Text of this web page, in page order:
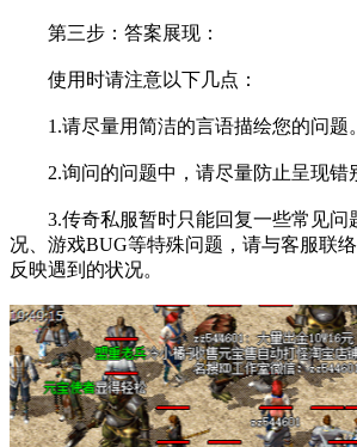
第三步：答案展现：
使用时请注意以下几点：
1.请尽量用简洁的言语描绘您的问题。
2.询问的问题中，请尽量防止呈现错
3.传奇私服暂时只能回复一些常见问
况、游戏BUG等特殊问题，请与客服联
反映遇到的状况。